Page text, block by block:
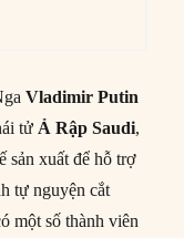
Vladimir Putin
tử Ả Rập Saudi,
sản xuất để hỗ trợ
tự nguyện cắt
một số thành viên